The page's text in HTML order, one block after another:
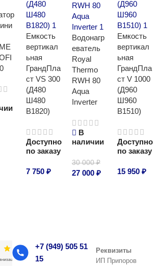
Емкость
вертикал
ьная
ГрандПла
ст VS 300
(Д480
Ш480
В1820)
Доступно
по заказу
7 750₽
Водонагр
еватель
Royal
Thermo
RWH 80
Aqua
Inverter
В
наличии
30 000₽
27 000 ₽
Емкость
вертикал
ьная
ГрандПла
ст V 1000
(Д960
Ш960
В1510)
Доступно
по заказу
15 950₽
+7 (949) 505 51
15
Реквизиты
ИП Припоров